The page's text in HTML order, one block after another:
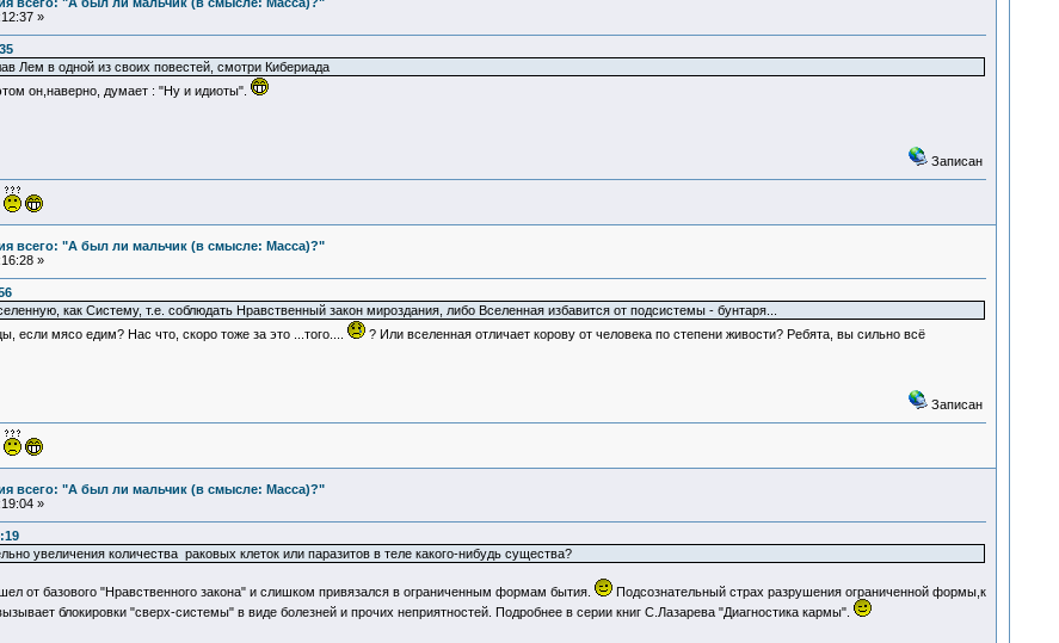
»
Лем в одной из своих повестей, смотри Кибериада
он,наверно, думает : "Ну и идиоты".
Записан
всего: "А был ли мальчик (в смысле: Масса)?"
»
как Систему, т.е. соблюдать Нравственный закон мироздания, либо Вселенная избавится от подсистемы - бунтаря...
если мясо едим? Нас что, скоро тоже за это ...того....
? Или вселенная отличает корову от человека по степени живости? Ребята, вы сильно всё
Записан
всего: "А был ли мальчик (в смысле: Масса)?"
»
увеличения количества раковых клеток или паразитов в теле какого-нибудь существа?
от базового "Нравственного закона" и слишком привязался в ограниченным формам бытия.
Подсознательный страх разрушения ограниченной формы,к
блокировки "сверх-системы" в виде болезней и прочих неприятностей. Подробнее в серии книг С.Лазарева "Диагностика кармы".